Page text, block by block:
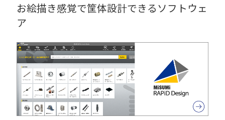
お絵描き感覚で筐体設計できるソフトウェ
ア